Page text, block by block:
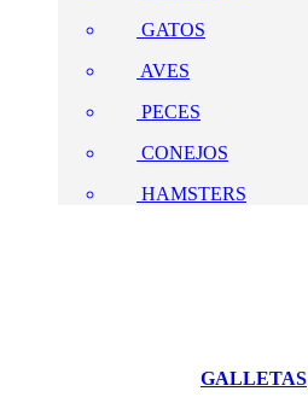
GATOS
AVES
PECES
CONEJOS
HAMSTERS
GALLETAS